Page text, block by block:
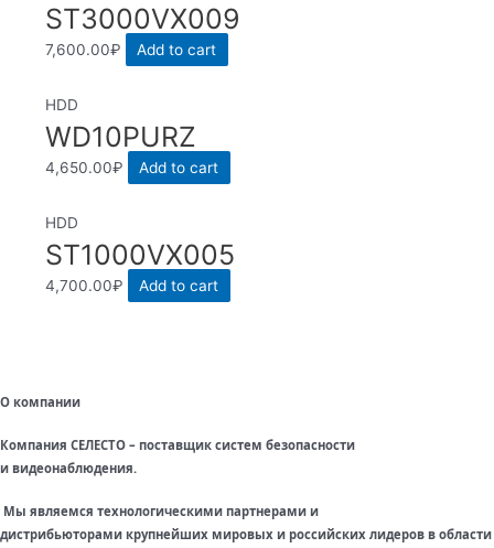
ST3000VX009
7,600.00₽ Add to cart
HDD
WD10PURZ
4,650.00₽ Add to cart
HDD
ST1000VX005
4,700.00₽ Add to cart
О компании
Компания СЕЛЕСТО – поставщик систем безопасности
и видеонаблюдения.
Мы являемся технологическими партнерами и
дистрибьюторами крупнейших мировых и российских лидеров в области